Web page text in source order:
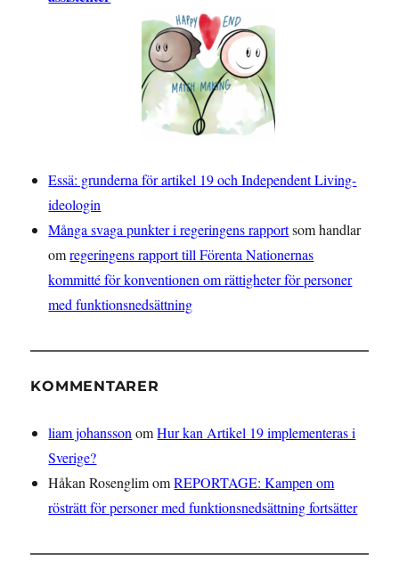
Essä: grunderna för artikel 19 och Independent Living-
ideologin
Många svaga punkter i regeringens rapportsom handlar
omregeringens rapport till Förenta Nationernas
kommitté för konventionen om rättigheter för personer
med funktionsnedsättning
KOMMENTARER
liam johansson omHur kan Artikel 19 implementeras i
Sverige?
Håkan RosenglimomREPORTAGE: Kampen om
rösträtt för personer med funktionsnedsättning fortsätter